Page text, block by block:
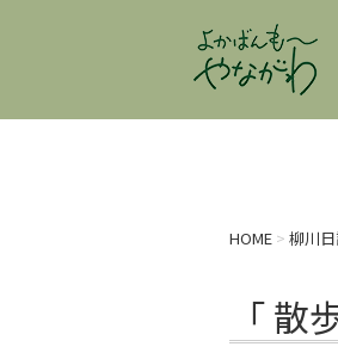
HOME > 柳川
「 散